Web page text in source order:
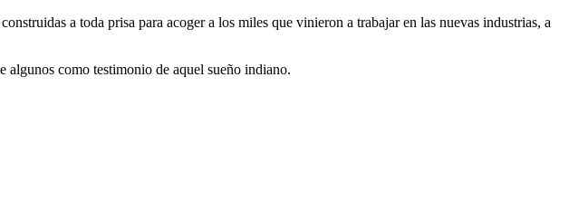
a toda prisa para acoger a los miles que vinieron a trabajar en las nuevas industrias, a
algunos como testimonio de aquel sueño indiano.